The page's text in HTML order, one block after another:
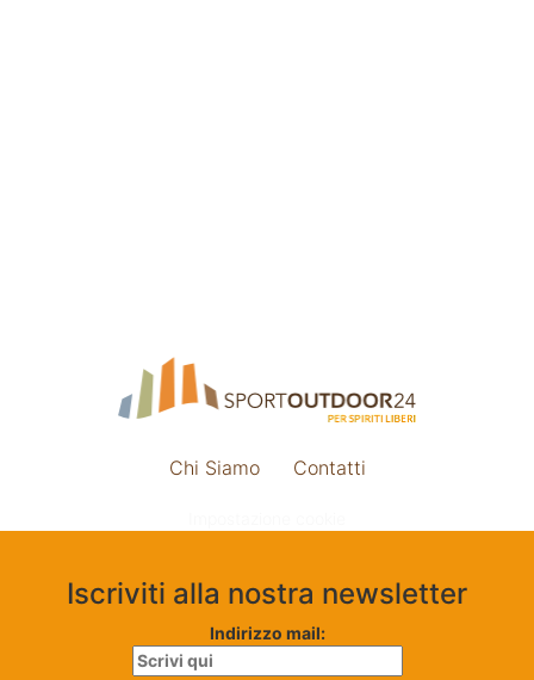
Chi Siamo Contatti
Iscriviti alla nostra newsletter
Indirizzo mail: